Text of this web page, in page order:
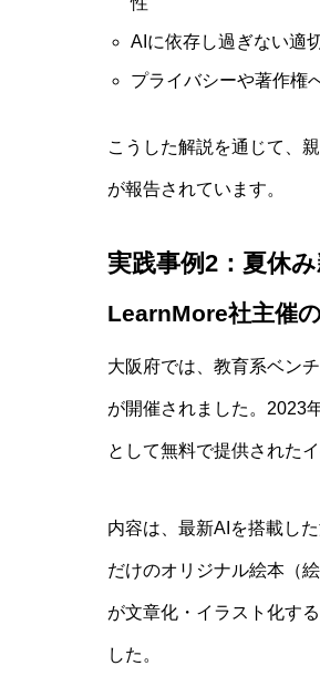
AIに依存し過ぎない適
プライバシーや著作権
こうした解説を通じて、
が報告されています。
実践事例2：夏休
LearnMore社主催
大阪府では、教育系ベン
が開催されました。2023
として無料で提供されたイ
内容は、最新AIを搭載し
だけのオリジナル絵本（
が文章化・イラスト化す
した。